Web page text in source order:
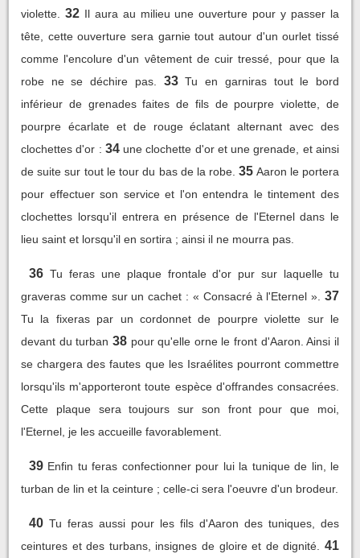
violette.
32 Il aura au milieu une ouverture pour y passer la
tête, cette ouverture sera garnie tout autour d'un ourlet tissé
comme l'encolure d'un vêtement de cuir tressé, pour que la
robe ne se déchire pas.
33 Tu en garniras tout le bord
inférieur de grenades faites de fils de pourpre violette, de
pourpre écarlate et de rouge éclatant alternant avec des
clochettes d'or : 34 une clochette d'or et une grenade, et ainsi
de suite sur tout le tour du bas de la robe. 35 Aaron le portera
pour effectuer son service et l'on entendra le tintement des
clochettes lorsqu'il entrera en présence de l'Eternel dans le
lieu saint et lorsqu'il en sortira ; ainsi il ne mourra pas.
36 Tu feras une plaque frontale d'or pur sur laquelle tu
graveras comme sur un cachet : « Consacré à l'Eternel ». 37
Tu la fixeras par un cordonnet de pourpre violette sur le
devant du turban 38 pour qu'elle orne le front d'Aaron. Ainsi il
se chargera des fautes que les Israélites pourront commettre
lorsqu'ils m'apporteront toute espèce d'offrandes consacrées.
Cette plaque sera toujours sur son front pour que moi,
l'Eternel, je les accueille favorablement.
39 Enfin tu feras confectionner pour lui la tunique de lin, le
turban de lin et la ceinture ; celle-ci sera l'oeuvre d'un brodeur.
40 Tu feras aussi pour les fils d'Aaron des tuniques, des
ceintures et des turbans, insignes de gloire et de dignité.
41